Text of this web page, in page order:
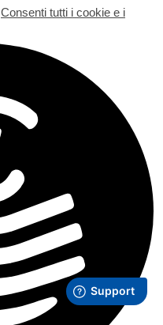
Consenti tutti i cookie e i